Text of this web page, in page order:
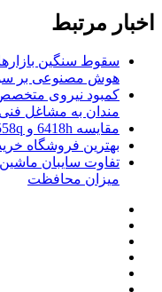
اخبار مرتبط
سقوط سنگین
هوش مصنوعی بر
کمبود نیروی
‌مندان به مشاغل فنی
مقایسه 6418h و 6558q در سرور اینتل
بهترین فروشگاه
تفاوت سایبان
میزان محافظت